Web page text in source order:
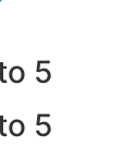
5
5